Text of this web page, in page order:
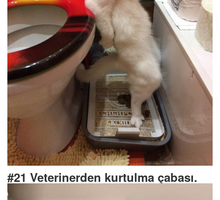
#21 Veterinerden kurtulma çabası.